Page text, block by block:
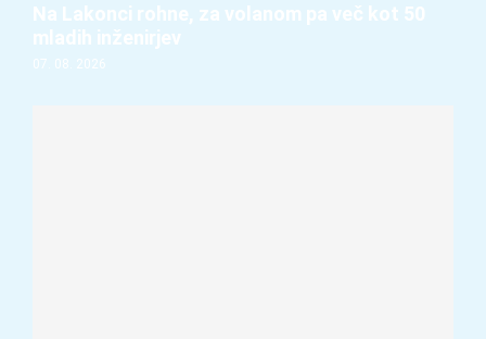
Na Lakonci rohne, za volanom pa več kot 50
mladih inženirjev
07. 08. 2026